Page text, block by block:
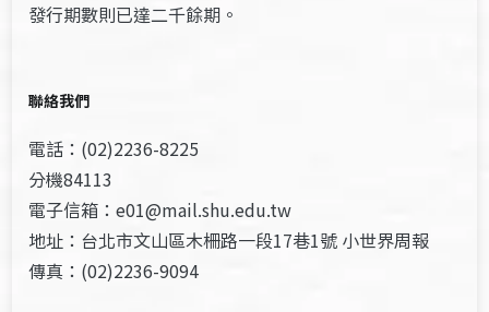
發行期數則已達二千餘期。
聯絡我們
電話：(02)2236-8225
分機84113
電子信箱：e01@mail.shu.edu.tw
地址：台北市文山區木柵路一段17巷1號 小世界周報
傳真：(02)2236-9094